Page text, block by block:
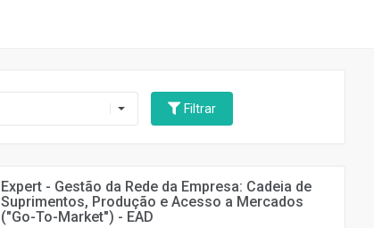
Filtrar
Expert - Gestão da Rede da Empresa: Cadeia de
Suprimentos, Produção e Acesso a Mercados
("Go-To-Market") - EAD